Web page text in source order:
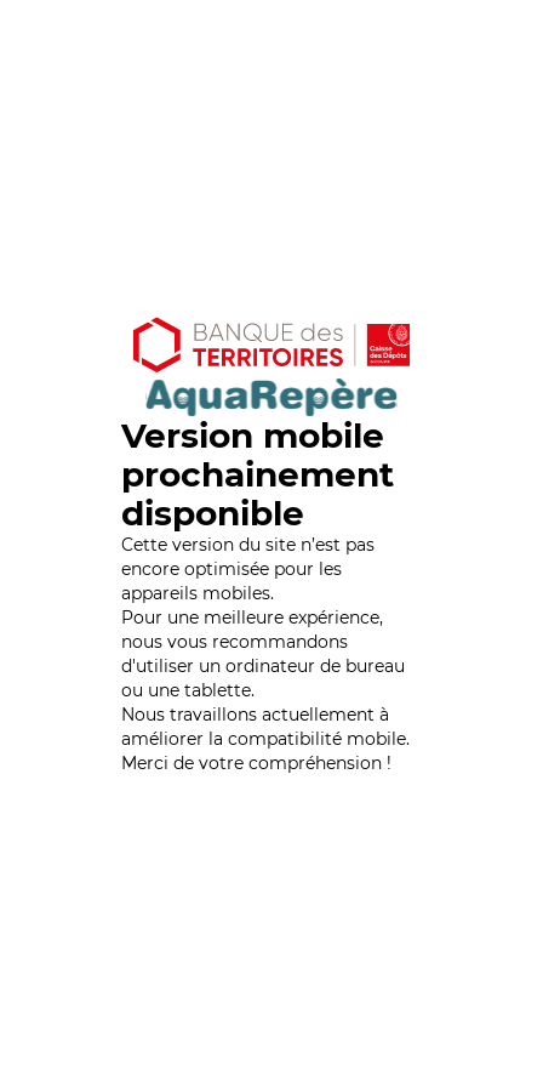
Version mobile
prochainement
disponible
Cette version du site n’est pas
encore optimisée pour les
appareils mobiles.
Pour une meilleure expérience,
nous vous recommandons
d'utiliser un ordinateur de bureau
ou une tablette.
Nous travaillons actuellement à
améliorer la compatibilité mobile.
Merci de votre compréhension !